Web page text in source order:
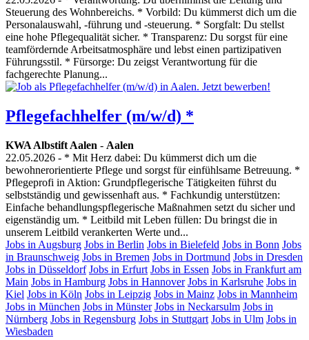
Steuerung des Wohnbereichs. * Vorbild: Du kümmerst dich um die
Personalauswahl, -führung und -steuerung. * Sorgfalt: Du stellst
eine hohe Pflegequalität sicher. * Transparenz: Du sorgst für eine
teamfördernde Arbeitsatmosphäre und lebst einen partizipativen
Führungsstil. * Fürsorge: Du zeigst Verantwortung für die
fachgerechte Planung...
Pflegefachhelfer (m/w/d) *
KWA Albstift Aalen - Aalen
22.05.2026 - * Mit Herz dabei: Du kümmerst dich um die
bewohnerorientierte Pflege und sorgst für einfühlsame Betreuung. *
Pflegeprofi in Aktion: Grundpflegerische Tätigkeiten führst du
selbstständig und gewissenhaft aus. * Fachkundig unterstützen:
Einfache behandlungspflegerische Maßnahmen setzt du sicher und
eigenständig um. * Leitbild mit Leben füllen: Du bringst die in
unserem Leitbild verankerten Werte und...
Jobs in Augsburg Jobs in Berlin Jobs in Bielefeld Jobs in Bonn Jobs
in Braunschweig Jobs in Bremen Jobs in Dortmund Jobs in Dresden
Jobs in Düsseldorf Jobs in Erfurt Jobs in Essen Jobs in Frankfurt am
Main Jobs in Hamburg Jobs in Hannover Jobs in Karlsruhe Jobs in
Kiel Jobs in Köln Jobs in Leipzig Jobs in Mainz Jobs in Mannheim
Jobs in München Jobs in Münster Jobs in Neckarsulm Jobs in
Nürnberg Jobs in Regensburg Jobs in Stuttgart Jobs in Ulm Jobs in
Wiesbaden